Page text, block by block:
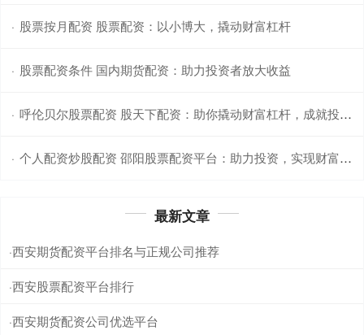
· 股票按月配资 股票配资：以小博大，撬动财富杠杆
· 股票配资条件 国内期货配资：助力投资者放大收益
· 呼伦贝尔股票配资 股天下配资：助你撬动财富杠杆，成就投资梦想
· 个人配资炒股配资 邵阳股票配资平台：助力投资，实现财富梦想
最新文章
·西安期货配资平台排名与正规公司推荐
·西安股票配资平台排行
·西安期货配资公司优选平台